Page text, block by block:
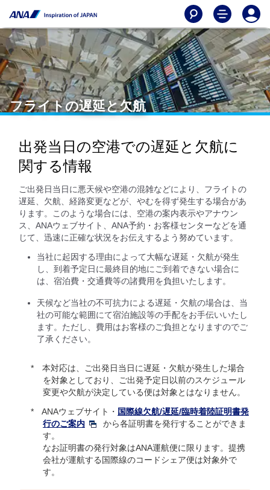
フライトの遅延と欠航
出発当日の空港での遅延と欠航に
関する情報
ご出発日当日に悪天候や空港の混雑などにより、フライトの
遅延、欠航、経路変更などが、やむを得ず発生する場合があ
ります。このような場合には、空港の案内表示やアナウン
ス、ANAウェブサイト、ANA予約・お客様センターなどを通
じて、迅速に正確な状況をお伝えするよう努めています。
当社に起因する理由によって大幅な遅延・欠航が発生
し、到着予定日に最終目的地にご到着できない場合に
は、宿泊費・交通費等の諸費用を負担いたします。
天候など当社の不可抗力による遅延・欠航の場合は、当
社の可能な範囲にて宿泊施設等の手配をお手伝いいたし
ます。ただし、費用はお客様のご負担となりますのでご
了承ください。
本対応は、ご出発日当日に遅延・欠航が発生した場合
を対象としており、ご出発予定日以前のスケジュール
変更や欠航が決定している便は対象とはなりません。
ANAウェブサイト・ 国際線欠航/遅延/臨時着陸証明書発
行のご案内
から各証明書を発行することができま
す。
なお証明書の発行対象はANA運航便に限ります。提携
会社が運航する国際線のコードシェア便は対象外で
す。